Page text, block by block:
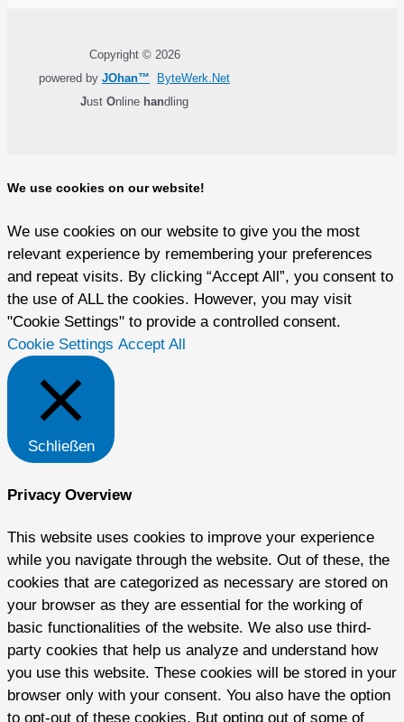
Copyright © 2026
powered by JOhan™
ByteWerk.Net
Just Online handling
We use cookies on our website!
We use cookies on our website to give you the most
relevant experience by remembering your preferences
and repeat visits. By clicking “Accept All”, you consent to
the use of ALL the cookies. However, you may visit
"Cookie Settings" to provide a controlled consent.
Cookie Settings Accept All
Schließen
Privacy Overview
This website uses cookies to improve your experience
while you navigate through the website. Out of these, the
cookies that are categorized as necessary are stored on
your browser as they are essential for the working of
basic functionalities of the website. We also use third-
party cookies that help us analyze and understand how
you use this website. These cookies will be stored in your
browser only with your consent. You also have the option
to opt-out of these cookies. But opting out of some of